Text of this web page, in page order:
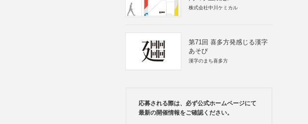
株式会社中川ケミカル
第71回 喜多方発感じる漢字
あそび
漢字のまち喜多方
応募される際は、必ず公式ホームページにて
最新の開催情報をご確認ください。